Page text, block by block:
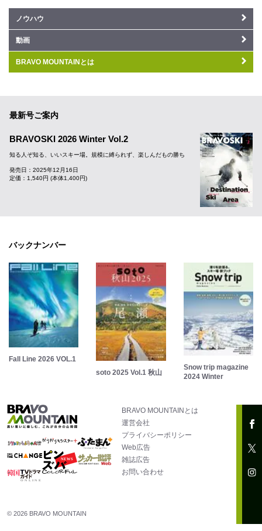
ノウハウ
動画
BRAVO MOUNTAINとは
最新号ご案内
BRAVOSKI 2026 Winter Vol.2
知る人ぞ知る、いいスキー場。規模に縛られず、楽しんだもの勝ち
発売日：2025年12月16日
定価：1,540円 (本体1,400円)
バックナンバー
Fall Line 2026 VOL.1
soto 2025 Vol.1 秋山
Snow trip magazine
2024 Winter
BRAVO MOUNTAINとは
運営会社
プライバシーポリシー
Web広告
雑誌広告
お問い合わせ
© 2026 BRAVO MOUNTAIN